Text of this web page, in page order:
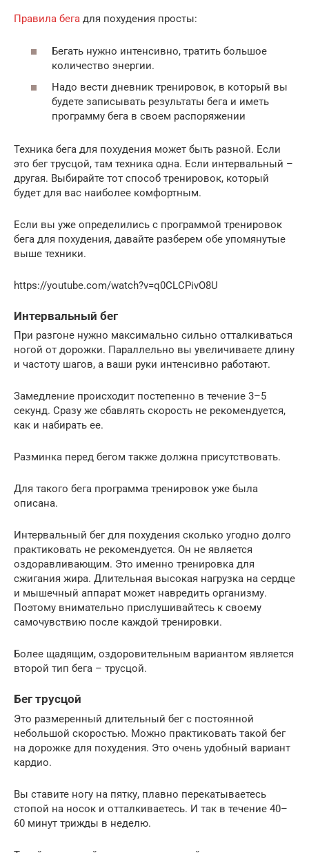
Правила бега для похудения просты:
Бегать нужно интенсивно, тратить большое
количество энергии.
Надо вести дневник тренировок, в который вы
будете записывать результаты бега и иметь
программу бега в своем распоряжении
Техника бега для похудения может быть разной. Если
это бег трусцой, там техника одна. Если интервальный –
другая. Выбирайте тот способ тренировок, который
будет для вас наиболее комфортным.
Если вы уже определились с программой тренировок
бега для похудения, давайте разберем обе упомянутые
выше техники.
https://youtube.com/watch?v=q0CLCPivO8U
Интервальный бег
При разгоне нужно максимально сильно отталкиваться
ногой от дорожки. Параллельно вы увеличиваете длину
и частоту шагов, а ваши руки интенсивно работают.
Замедление происходит постепенно в течение 3–5
секунд. Сразу же сбавлять скорость не рекомендуется,
как и набирать ее.
Разминка перед бегом также должна присутствовать.
Для такого бега программа тренировок уже была
описана.
Интервальный бег для похудения сколько угодно долго
практиковать не рекомендуется. Он не является
оздоравливающим. Это именно тренировка для
сжигания жира. Длительная высокая нагрузка на сердце
и мышечный аппарат может навредить организму.
Поэтому внимательно прислушивайтесь к своему
самочувствию после каждой тренировки.
Более щадящим, оздоровительным вариантом является
второй тип бега – трусцой.
Бег трусцой
Это размеренный длительный бег с постоянной
небольшой скоростью. Можно практиковать такой бег
на дорожке для похудения. Это очень удобный вариант
кардио.
Вы ставите ногу на пятку, плавно перекатываетесь
стопой на носок и отталкиваетесь. И так в течение 40–
60 минут трижды в неделю.